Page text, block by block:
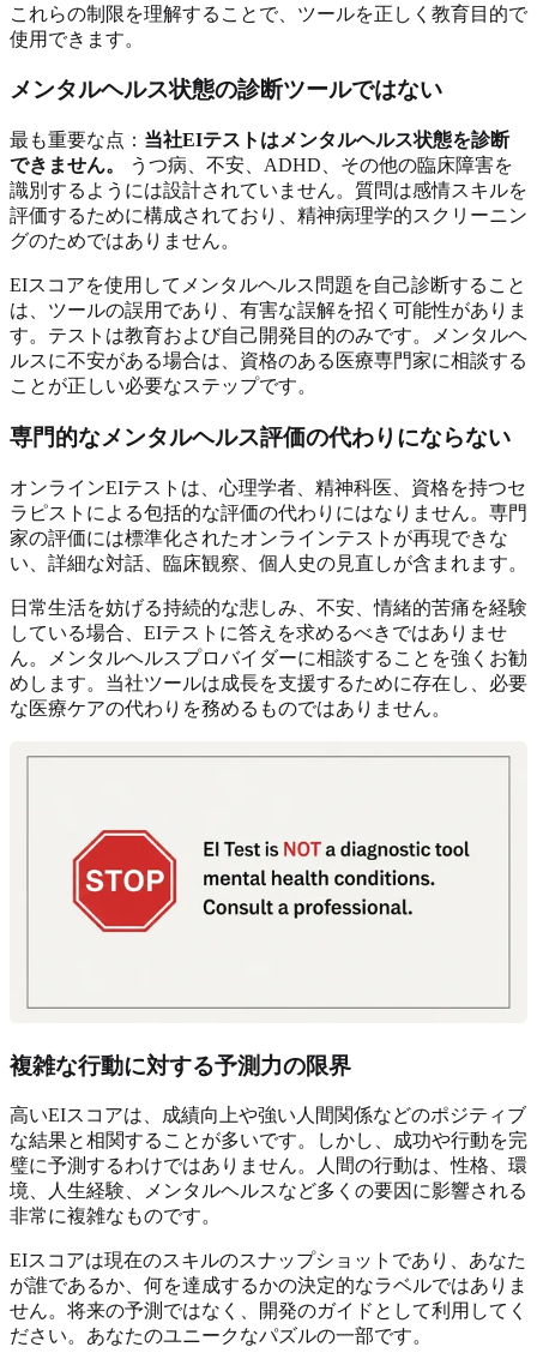
これらの制限を理解することで、ツールを正しく教育目的で
使用できます。
メンタルヘルス状態の診断ツールではない
最も重要な点： 当社EIテストはメンタルヘルス状態を診断
できません。
うつ病、不安、ADHD、その他の臨床障害を
識別するようには設計されていません。質問は感情スキルを
評価するために構成されており、精神病理学的スクリーニン
グのためではありません。
EIスコアを使用してメンタルヘルス問題を自己診断すること
は、ツールの誤用であり、有害な誤解を招く可能性がありま
す。テストは教育および自己開発目的のみです。メンタルヘ
ルスに不安がある場合は、資格のある医療専門家に相談する
ことが正しい必要なステップです。
専門的なメンタルヘルス評価の代わりにならない
オンラインEIテストは、心理学者、精神科医、資格を持つセ
ラピストによる包括的な評価の代わりにはなりません。専門
家の評価には標準化されたオンラインテストが再現できな
い、詳細な対話、臨床観察、個人史の見直しが含まれます。
日常生活を妨げる持続的な悲しみ、不安、情緒的苦痛を経験
している場合、EIテストに答えを求めるべきではありませ
ん。メンタルヘルスプロバイダーに相談することを強くお勧
めします。当社ツールは成長を支援するために存在し、必要
な医療ケアの代わりを務めるものではありません。
複雑な行動に対する予測力の限界
高いEIスコアは、成績向上や強い人間関係などのポジティブ
な結果と相関することが多いです。しかし、成功や行動を完
璧に予測するわけではありません。人間の行動は、性格、環
境、人生経験、メンタルヘルスなど多くの要因に影響される
非常に複雑なものです。
EIスコアは現在のスキルのスナップショットであり、あなた
が誰であるか、何を達成するかの決定的なラベルではありま
せん。将来の予測ではなく、開発のガイドとして利用してく
ださい。あなたのユニークなパズルの一部です。